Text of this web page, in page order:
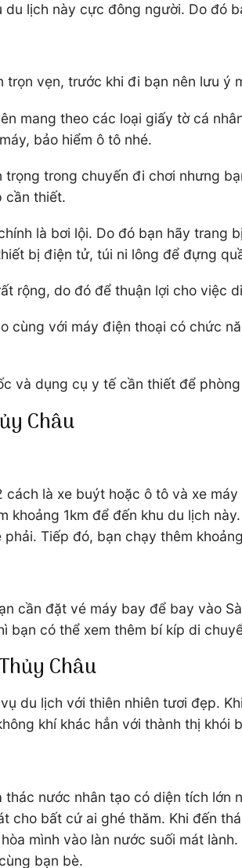
lịch này cực đông người. Do đó
vẹn, trước khi đi bạn nên lưu ý
mang theo các loại giấy tờ cá
bảo hiểm ô tô nhé.
trong chuyến đi chơi nhưng
cần thiết.
là bơi lội. Do đó bạn hãy trang
bị điện tử, túi ni lông để đựng
rộng, do đó để thuận lợi cho việc
cùng với máy điện thoại có chức
và dụng cụ y tế cần thiết để
Châu
là xe buýt hoặc ô tô và xe
khoảng 1km để đến khu du lịch
Tiếp đó, bạn chạy thêm
cần đặt vé máy bay để bay vào
có thể xem thêm bí kíp di
Châu
du lịch với thiên nhiên tươi đẹp.
khí khác hẳn với thành thị khói
nước nhân tạo có diện tích
bất cứ ai ghé thăm. Khi đến
mình vào làn nước suối mát
bạn bè.